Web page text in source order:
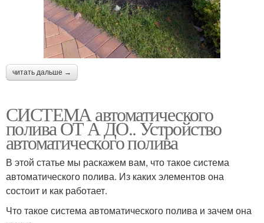
читать дальше →
СИСТЕМА автоматического
полива ОТ А ДО.. Устройство
автоматического полива
В этой статье мы раскажем вам, что такое система
автоматического полива. Из каких элементов она
состоит и как работает.
Что такое система автоматического полива и зачем она